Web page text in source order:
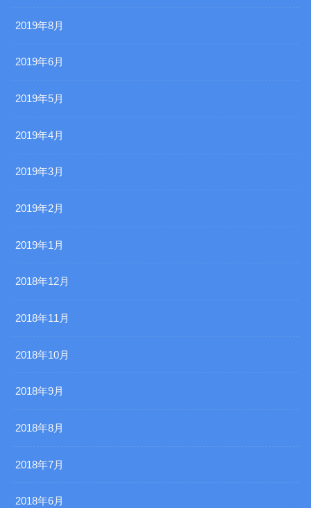
2019年8月
2019年6月
2019年5月
2019年4月
2019年3月
2019年2月
2019年1月
2018年12月
2018年11月
2018年10月
2018年9月
2018年8月
2018年7月
2018年6月